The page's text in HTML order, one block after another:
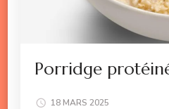
Porridge
18 MARS 2025